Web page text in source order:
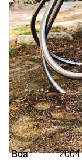
Boa
2004